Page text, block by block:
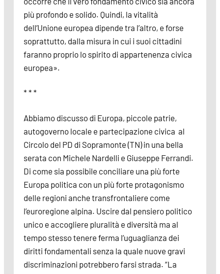
più profondo e solido. Quindi, la vitalità
dell’Unione europea dipende tra l’altro, e forse
soprattutto, dalla misura in cui i suoi cittadini
faranno proprio lo spirito di appartenenza civica
europea».
* * *
Abbiamo discusso di Europa, piccole patrie,
autogoverno locale e partecipazione civica al
Circolo del PD di Sopramonte (TN) in una bella
serata con Michele Nardelli e Giuseppe Ferrandi.
Di come sia possibile conciliare una più forte
Europa politica con un più forte protagonismo
delle regioni anche transfrontaliere come
l’euroregione alpina. Uscire dal pensiero politico
unico e accogliere pluralità e diversità ma al
tempo stesso tenere ferma l’uguaglianza dei
diritti fondamentali senza la quale nuove gravi
discriminazioni potrebbero farsi strada. “La